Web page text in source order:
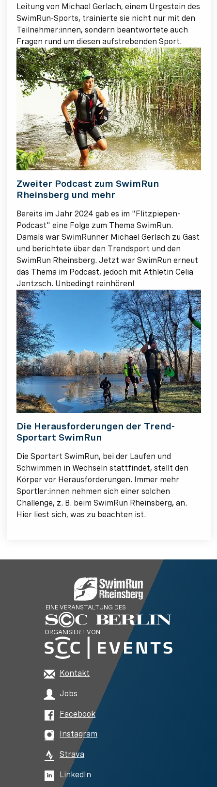
Leitung von Michael Gerlach, einem Urgestein des
SwimRun-Sports, trainierte sie nicht nur mit den
Teilnehmer:innen, sondern beantwortete auch
Fragen rund um diesen aufstrebenden Sport.
Zweiter Podcast zum SwimRun
Rheinsberg und mehr
Bereits im Jahr 2024 gab es im "Flitzpiepen-
Podcast" eine Folge zum Thema SwimRun.
Damals war SwimRunner Michael Gerlach zu Gast
und berichtete über den Trendsport und den
SwimRun Rheinsberg. Jetzt war SwimRun erneut
das Thema im Podcast, jedoch mit Athletin Celia
Jentzsch. Unbedingt reinhören!
Die Herausforderungen der Trend-
Sportart SwimRun
Die Sportart SwimRun, bei der Laufen und
Schwimmen in Wechseln stattfindet, stellt den
Körper vor Herausforderungen. Immer mehr
Sportler:innen nehmen sich einer solchen
Challenge, z. B. beim SwimRun Rheinsberg, an.
Hier liest sich, was zu beachten ist.
EINE VERANSTALTUNG DES
ORGANISIERT VON
Kontakt
Jobs
Facebook
Instagram
Strava
LinkedIn